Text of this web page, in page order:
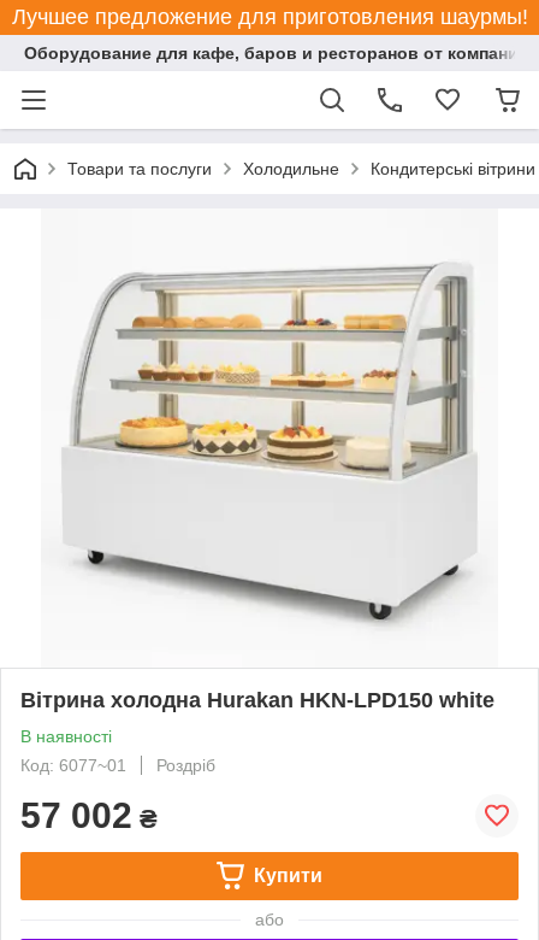
Лучшее предложение для приготовления шаурмы!
Оборудование для кафе, баров и ресторанов от компании
Товари та послуги Холодильне Кондитерські вітрини
Вітрина холодна Hurakan HKN-LPD150 white
В наявності
Код: 6077~01
Роздріб
57 002 ₴
Купити
або